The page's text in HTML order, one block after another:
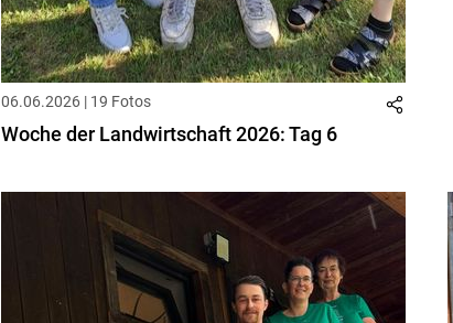
06.06.2026 | 19 Fotos
Woche der Landwirtschaft 2026: Tag 6